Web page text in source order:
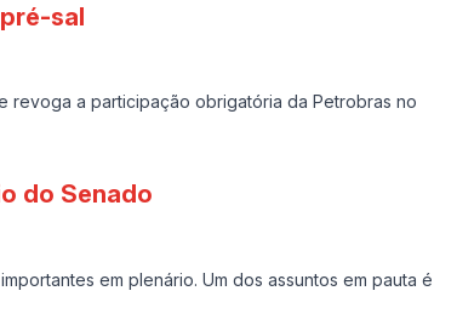
sal
revoga a participação obrigatória da Petrobras no
do Senado
em plenário. Um dos assuntos em pauta é